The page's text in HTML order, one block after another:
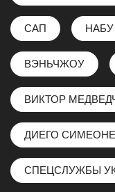
САП НАБУ
ВЭНЬЧЖОУ
ВИКТОР
ДИЕГО СИМЕОНЕ
СПЕЦСЛУЖБЫ